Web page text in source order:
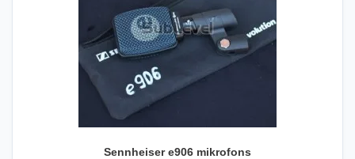
Sennheiser e906 mikrofons